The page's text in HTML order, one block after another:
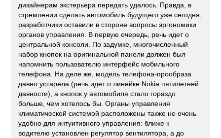
дизайнерам экстерьера передать удалось. Правда, в
стремлении сделать автомобиль будущего уже сегодня,
разработчики оставили в стороне вопросы эргономики
органов управления. В первую очередь, речь идет о
центральной консоли. По задумке, многочисленный
набор кнопок на оригинальной панели должен был
напомнить пользователю интерфейс мобильного
телефона. На деле же, модель телефона-прообраза
давно устарела (речь идет о линейке Nokia пятилетней
давности), а кнопок у автомобиля стало гораздо
больше, чем хотелось бы. Органы управления
климатической системой расположены также не очень
удобно для интуитивного управления: ближе к
водителю установлен регулятор вентилятора, а до